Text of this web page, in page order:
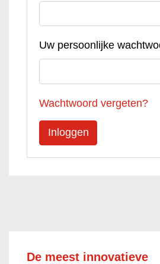
Uw persoonlijke
Wachtwoord vergeten?
De meest innovatieve